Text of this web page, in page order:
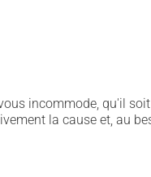
incommode, qu'il
la cause et, au